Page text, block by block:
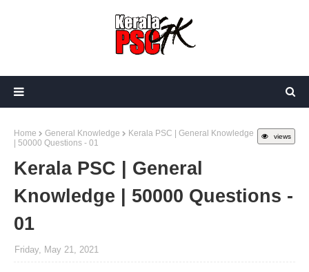
views
Home General Knowledge
Kerala PSC | General Knowledge
| 50000 Questions - 01
Kerala PSC | General
Knowledge | 50000 Questions -
01
Friday, May 21, 2021